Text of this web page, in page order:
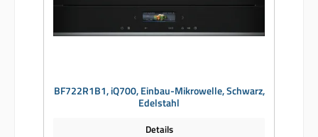
BF722R1B1, iQ700, Einbau-Mikrowelle, Schwarz,
Edelstahl
Details